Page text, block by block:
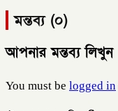
মন্তব্য (০)
আপনার মন্তব্য লিখুন
You must belogged in